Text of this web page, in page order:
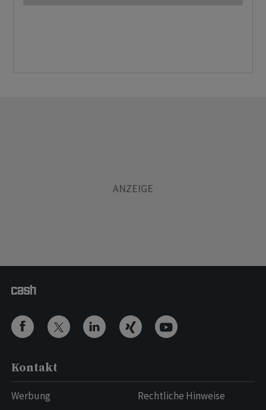
Kontakt
Werbung
Rechtliche Hinweise